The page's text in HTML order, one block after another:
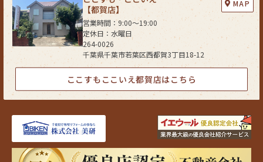
【都賀店】
264-0026
千葉県千葉市若葉区西都賀3丁目18-12
営業時間：9:00〜19:00
定休日：水曜日
MAP
ここすもここいえ都賀店はこちら